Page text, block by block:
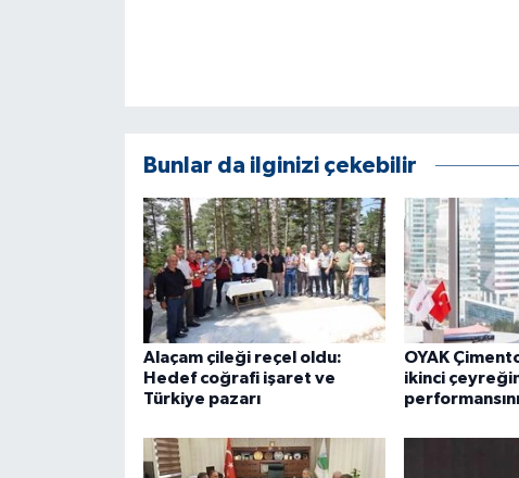
Bunlar da ilginizi çekebilir
Alaçam çileği reçel oldu:
Hedef coğrafi işaret ve
Türkiye pazarı
OYAK
ikinci